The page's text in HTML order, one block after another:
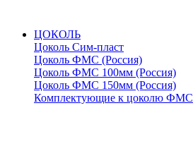
ЦОКОЛЬ
Цоколь Сим-пласт
Цоколь ФМС (Россия)
Цоколь ФМС 100мм (Россия)
Цоколь ФМС 150мм (Россия)
Комплектующие к цоколю ФМС